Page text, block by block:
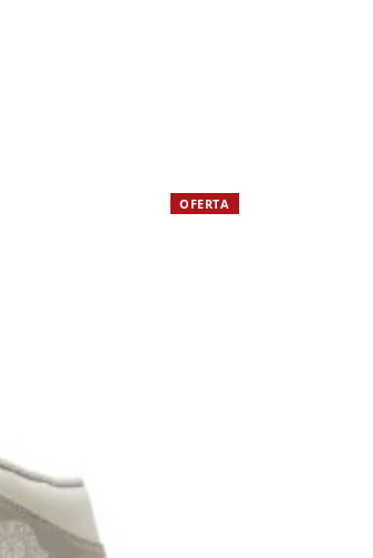
OFERTA